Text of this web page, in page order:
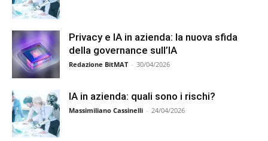
Privacy e IA in azienda: la nuova sfida
della governance sull’IA
Redazione BitMAT - 30/04/2026
IA in azienda: quali sono i rischi?
Massimiliano Cassinelli - 24/04/2026